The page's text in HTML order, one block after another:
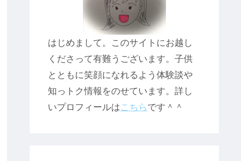
はじめまして。このサイトにお越し
くださって有難うございます。子供
とともに笑顔になれるよう体験談や
知っトク情報をのせています。詳し
いプロフィールはこちら です＾＾